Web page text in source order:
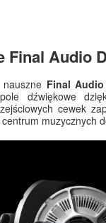
Final Audio
nauszne Final Audio
dźwiękowe
cewek
muzycznych